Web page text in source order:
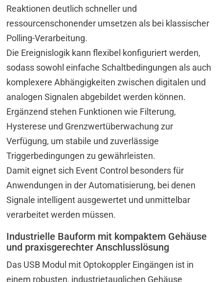
Reaktionen deutlich schneller und
ressourcenschonender umsetzen als bei klassischer
Polling-Verarbeitung.
Die Ereignislogik kann flexibel konfiguriert werden,
sodass sowohl einfache Schaltbedingungen als auch
komplexere Abhängigkeiten zwischen digitalen und
analogen Signalen abgebildet werden können.
Ergänzend stehen Funktionen wie Filterung,
Hysterese und Grenzwertüberwachung zur
Verfügung, um stabile und zuverlässige
Triggerbedingungen zu gewährleisten.
Damit eignet sich Event Control besonders für
Anwendungen in der Automatisierung, bei denen
Signale intelligent ausgewertet und unmittelbar
verarbeitet werden müssen.
Industrielle Bauform mit kompaktem Gehäuse
und praxisgerechter Anschlusslösung
Das USB Modul mit Optokoppler Eingängen ist in
einem robusten, industrietauglichen Gehäuse